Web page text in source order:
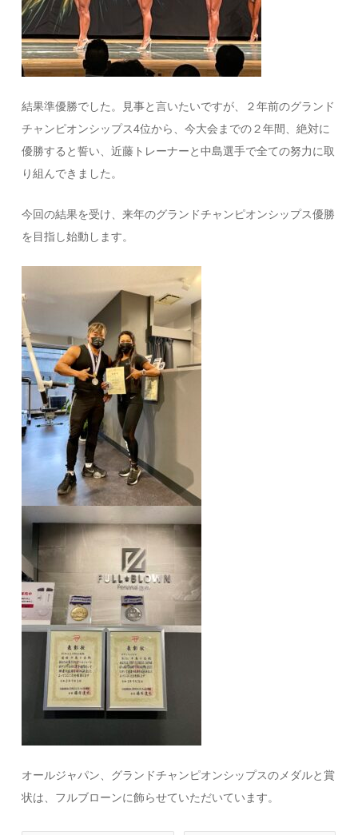
結果準優勝でした。見事と言いたいですが、２年前のグランド
チャンピオンシップス4位から、今大会までの２年間、絶対に
優勝すると誓い、近藤トレーナーと中島選手で全ての努力に取
り組んできました。
今回の結果を受け、来年のグランドチャンピオンシップス優勝
を目指し始動します。
オールジャパン、グランドチャンピオンシップスのメダルと賞
状は、フルブローンに飾らせていただいています。